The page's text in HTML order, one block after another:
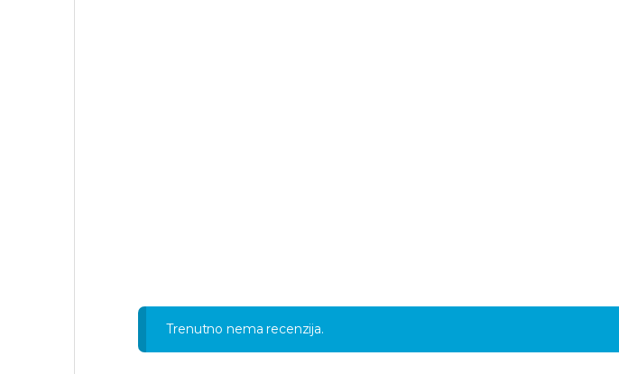
Trenutno nema recenzija.